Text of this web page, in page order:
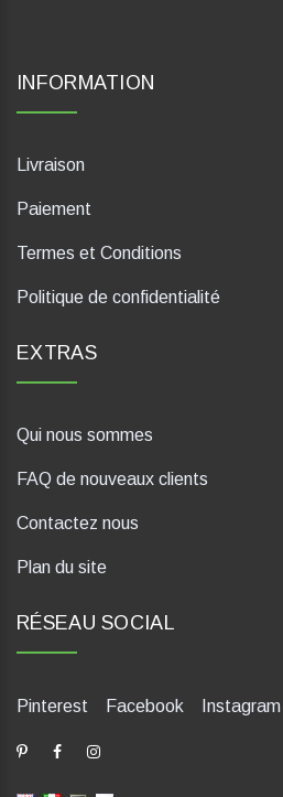
INFORMATION
Livraison
Paiement
Termes et Conditions
Politique de confidentialité
EXTRAS
Qui nous sommes
FAQ de nouveaux clients
Contactez nous
Plan du site
RÉSEAU SOCIAL
Pinterest Facebook Instagram